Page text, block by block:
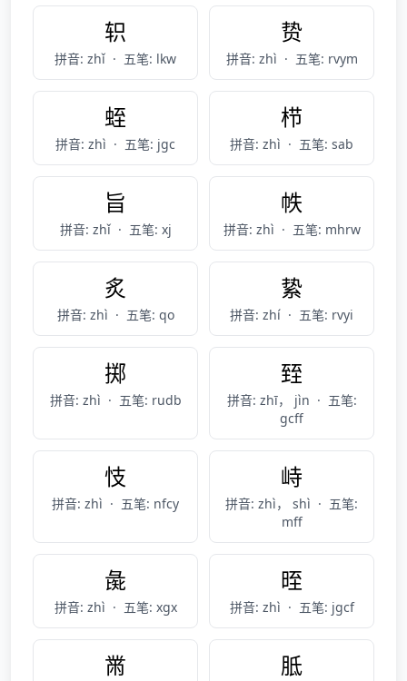
轵
拼音: zhǐ · 五笔: lkw
贽
拼音: zhì · 五笔: rvym
蛭
拼音: zhì · 五笔: jgc
栉
拼音: zhì · 五笔: sab
旨
拼音: zhǐ · 五笔: xj
帙
拼音: zhì · 五笔: mhrw
炙
拼音: zhì · 五笔: qo
絷
拼音: zhí · 五笔: rvyi
掷
拼音: zhì · 五笔: rudb
臸
拼音: zhī， jìn · 五笔:
gcff
忮
拼音: zhì · 五笔: nfcy
峙
拼音: zhì， shì · 五笔:
mff
彘
拼音: zhì · 五笔: xgx
晊
拼音: zhì · 五笔: jgcf
黹 胝